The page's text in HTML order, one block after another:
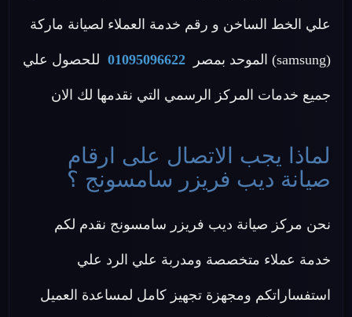
علي الخط الساخن و رقم خدمة العملاء لصيانة ماركة
(samsung) الموحد بمصر 01095096622 للحصول علي
جميع خدمات المركز الرسمي التي نقدمها لك الان
لماذا يجب الاتصال على ارقام
صيانة ديب فريزر سامسونج ؟
نحن مركز صيانة ديب فريزر سامسونج نقدم لكم
خدمة عملاء متخصصة ومدربة علي الرد علي
استفساراتكم ومجهزة تجهيز كامل لمساعدة العميل